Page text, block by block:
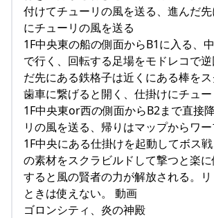
付けてチューリの風を送る、進んだ
にチューリの風を送る
1F中央東の船の側面からB1に入る、
で行く、回転する足場をモドレコで
だ先にある鉄格子は近くにある棒を
歯車に繋げると開く、仕掛けにチュ
1F中央東or西の側面からB2まで直接
リの風を送る、帰りはマップからワ
1F中央にある仕掛けを起動してボス
の素材をスクラビルドして撃つと楽
すると風の賢者の力が解放される。
ときは使えない。 動画
ゴロンシティ、炎の神殿